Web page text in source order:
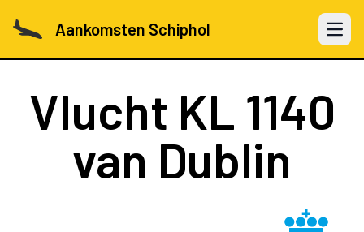
Aankomsten Schiphol Open
Vlucht KL 1140
van Dublin